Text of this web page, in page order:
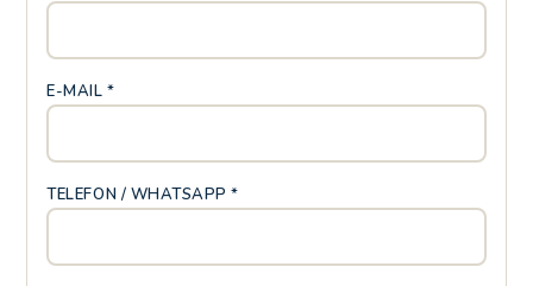
E-MAIL *
TELEFON / WHATSAPP *